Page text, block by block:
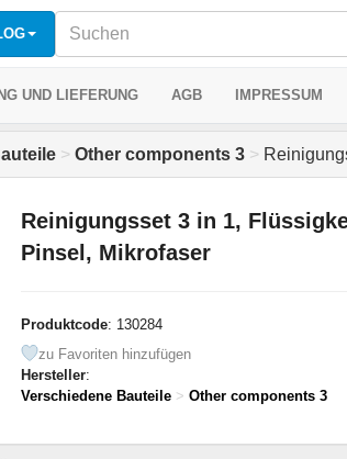
UND LIEFERUNG AGB IMPRESSUM
> Other components 3 >
Reinigungsset 3 in 1,
Pinsel, Mikrofaser
Produktcode: 130284
zu Favoriten hinzufügen
Hersteller:
Verschiedene Bauteile > Other components 3